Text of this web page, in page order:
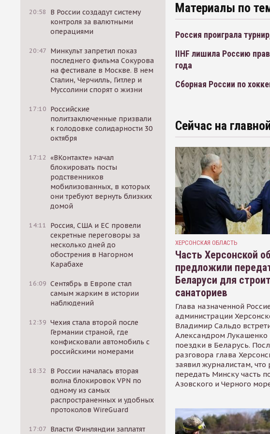
20:58
В России создадут систему
контроля за валютными
операциями
20:47 Минкульт запретил показ
последнего фильма Сокурова
на фестивале в Москве. В нем
Сталин, Черчилль, Гитлер и
Муссолини спорят о жизни
17:10 Российские
политзаключенные призвали
к голодовке солидарности 30
октября
17:12 «ВКонтакте» начал
блокировать посты
родственников
мобилизованных, в которых
они требуют вернуть близких
домой
14:11
Россия, США и ЕС провели
секретные переговоры за
несколько дней до
обострения в Нагорном
Карабахе
16:09 Сентябрь в Европе стал
самым жарким в истории
наблюдений
12:39 Чехия стала второй после
Германии страной, где
конфисковали автомобиль с
российскими номерами
18:32
В России началась вторая
волна блокировок VPN по
одному из самых
распространенных и удобных
протоколов WireGuard
17:07 Власти Финляндии заплатят
Материалы по
Россия проиграла
IIHF лишила Россию
года
Сборная России по
Сейчас на
ХЕРСОНСКАЯ ОБЛАСТЬ
Часть Херсонской
предложили
Беларуси для
санаториев
Глава назначенной
администрации
Владимир Сальдо
Александром Лукашенко
поездки в Беларусь.
разговора глава
заявил журналистам, что
передать Минску часть
Азовского и Черного